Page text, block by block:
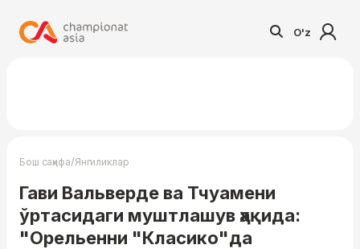
O'z
Бош саҳифа/Янгиликлар
Гави Вальверде ва Тчуамени
ўртасидаги муштлашув ҳақида:
"Орельенни "Класико"да